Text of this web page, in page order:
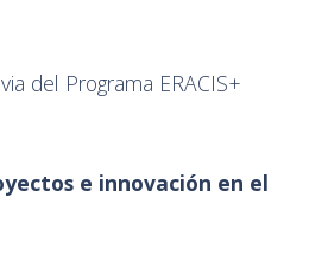
del Programa ERACIS+
e innovación en el